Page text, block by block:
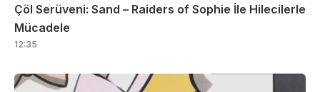
Çöl Serüveni: Sand – Raiders of Sophie İle Hilecilerle
Mücadele
12:35